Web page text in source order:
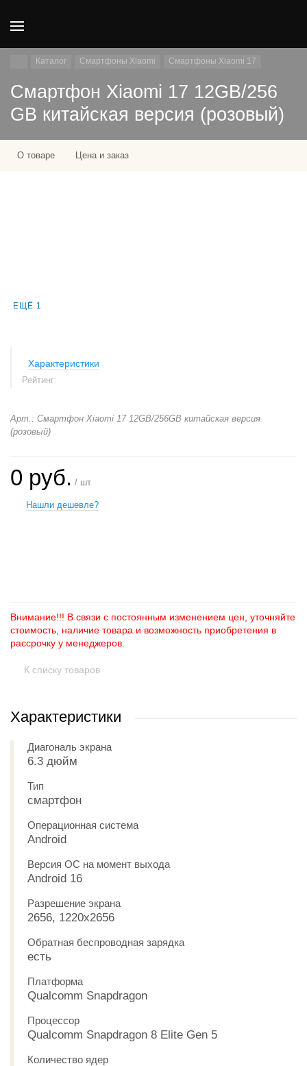
Каталог Смартфоны Xiaomi Смартфоны Xiaomi 17
Смартфон Xiaomi 17 12GB/256
GB китайская версия (розовый)
О товаре Цена и заказ
ЕЩЁ 1
Характеристики
Рейтинг:
Арт.: Смартфон Xiaomi 17 12GB/256GB китайская версия
(розовый)
0 руб. / шт
Нашли дешевле?
Внимание!!! В связи с постоянным изменением цен, уточняйте
стоимость, наличие товара и возможность приобретения в
рассрочку у менеджеров.
К списку товаров
Характеристики
Диагональ экрана
6.3 дюйм
Тип
смартфон
Операционная система
Android
Версия ОС на момент выхода
Android 16
Разрешение экрана
2656, 1220x2656
Обратная беспроводная зарядка
есть
Платформа
Qualcomm Snapdragon
Процессор
Qualcomm Snapdragon 8 Elite Gen 5
Количество ядер